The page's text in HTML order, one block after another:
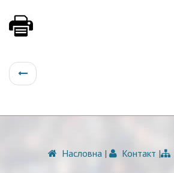
Насловна | Контакт |